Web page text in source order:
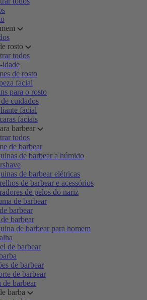
rosto
todos
de rosto
facial
para o rosto
cuidados
facial
faciais
barbear
todos
de barbear
de barbear a húmido
de barbear elétricas
de barbear e acessórios
de pelos do nariz
de barbear
barbear
barbear
de barbear para homem
de barbear
de barbear
de barbear
de barbear
barba